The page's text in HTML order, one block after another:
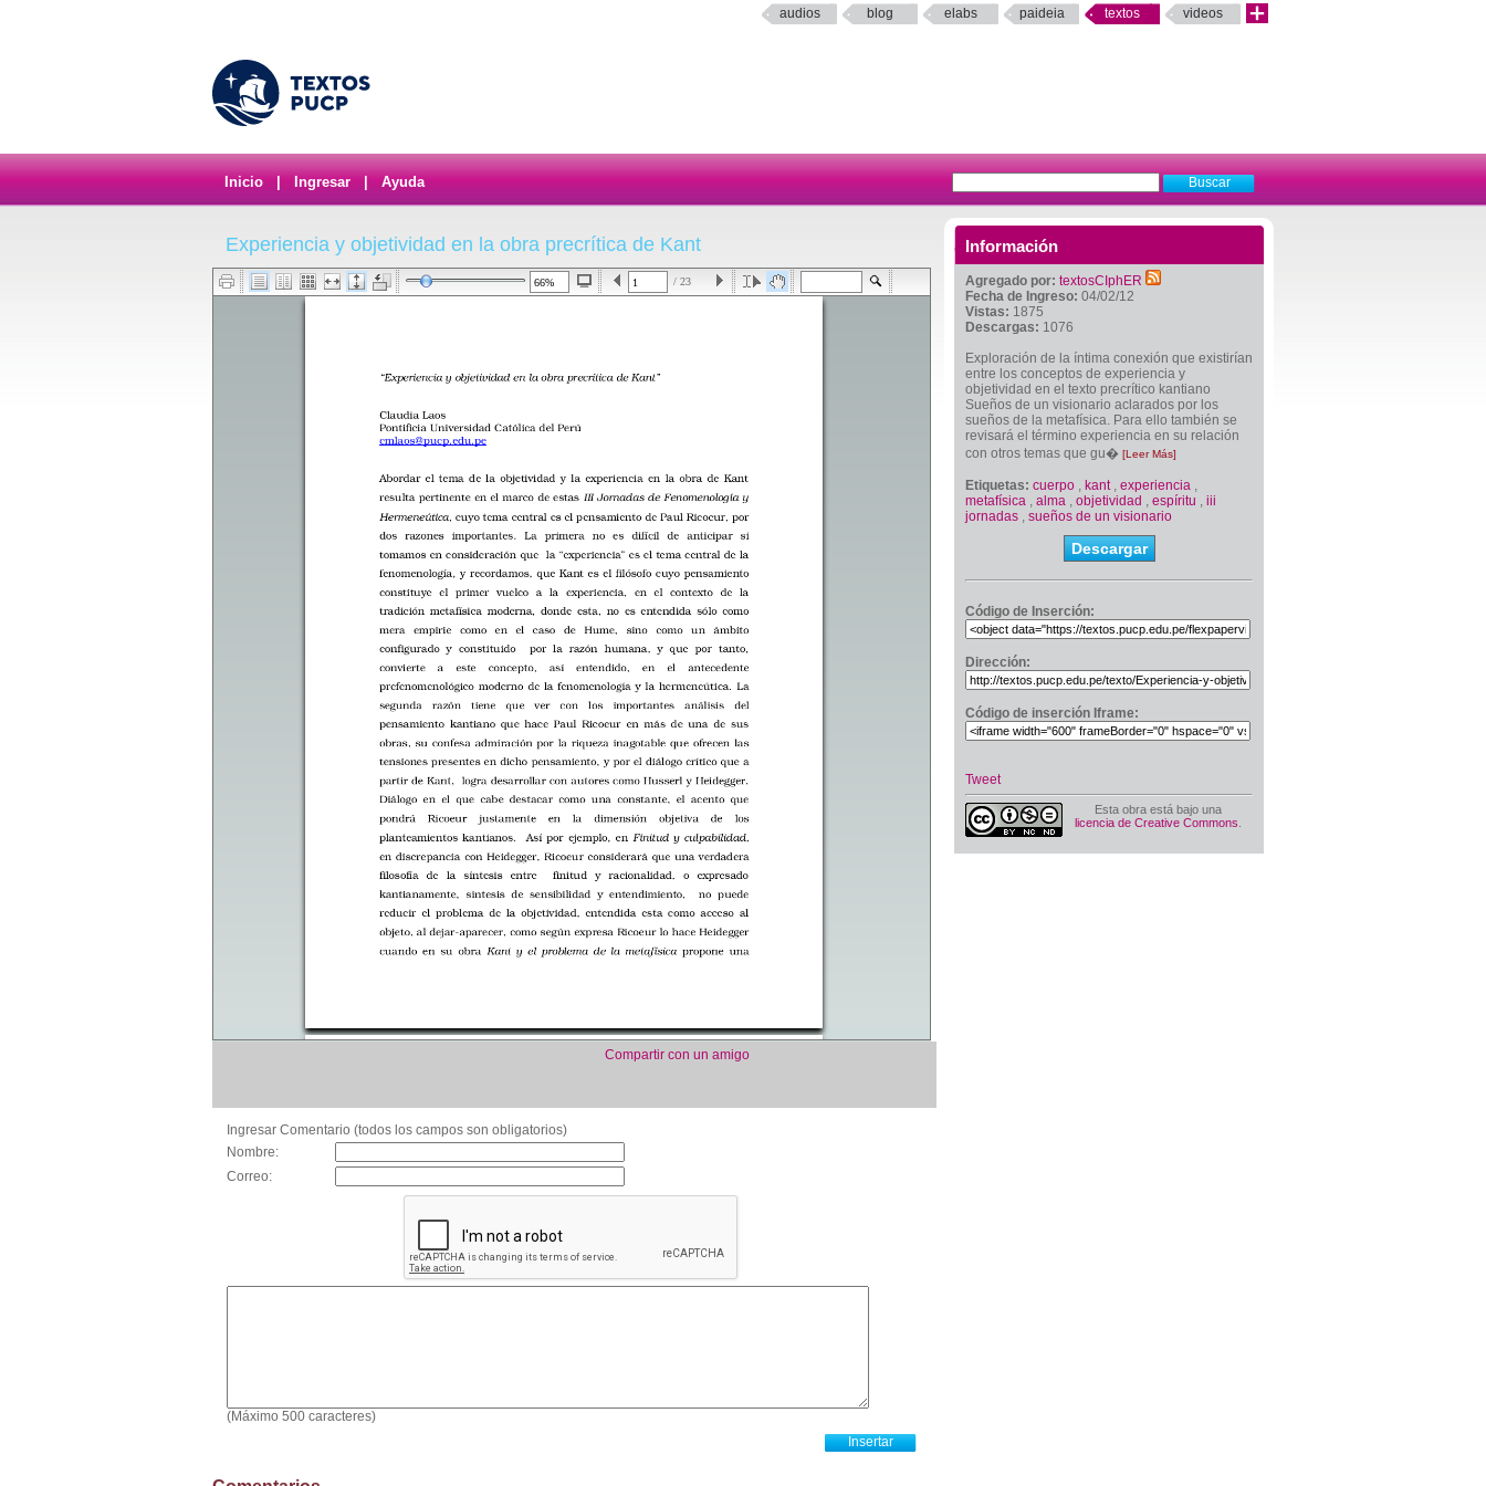
audios blog elabs paideia textos videos
Inicio Ingresar Ayuda
Información
Agregado por: textosCIphER
Fecha de Ingreso: 04/02/12
Vistas: 1875
Descargas: 1076
Exploración de la íntima conexión que existirían
entre los conceptos de experiencia y
objetividad en el texto precrítico kantiano
Sueños de un visionario aclarados por los
sueños de la metafísica. Para ello también se
revisará el término experiencia en su relación
con otros temas que gu� [Leer Más]
Etiquetas: cuerpo , kant, experiencia ,
metafísica , alma , objetividad , espíritu , iii
jornadas , sueños de un visionario
Descargar
Código de Inserción:
Dirección:
Código de inserción Iframe:
Tweet
Esta obra está bajo una
licencia de Creative Commons
Experiencia y objetividad en la obra precrítica de Kant
/ 23
Compartir con un amigo
Ingresar Comentario (todos los campos son obligatorios)
Nombre:
Correo:
(Máximo 500 caracteres)